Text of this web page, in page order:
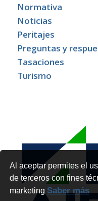
Al aceptar permites el
de terceros con fines
marketingSaber más
Normativa
Noticias
Peritajes
Preguntas y
Tasaciones
Turismo